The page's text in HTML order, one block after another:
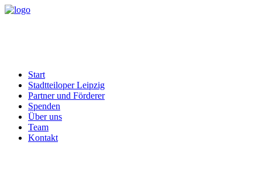
Start
Stadtteiloper Leipzig
Partner und Förderer
Spenden
Über uns
Team
Kontakt